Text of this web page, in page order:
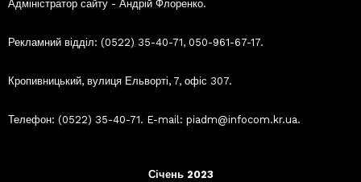
Адміністратор сайту - Андрій Флоренко.
Рекламний відділ: (0522) 35-40-71, 050-961-67-17.
Кропивницький, вулиця Ельворті, 7, офіс 307.
Телефон: (0522) 35-40-71. E-mail: piadm@infocom.kr.ua.
Січень 2023